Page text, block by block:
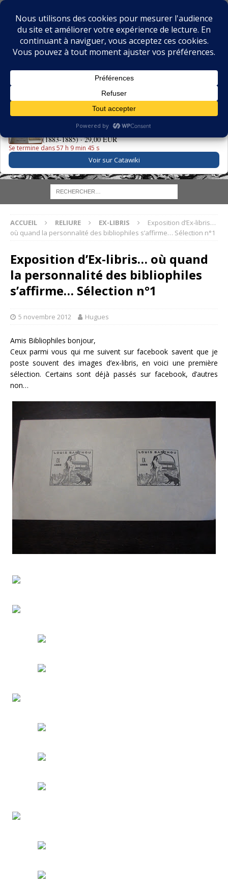
BIBLIOPHILIE.COM
LE BLOG DU BIBLIOPHILE, DES BIBLIOPHILES, DE LA
Vieilles Chansons & Rondes Enfantines - Boutet de Monvel
(1883-1885) ·29,00 EUR
Se termine dans 57 h 9 min 44 s
Voir sur Catawiki
ACCUEIL RELIURE EX-LIBRIS
Exposition d’Ex-libris…
où quand la personnalité des bibliophiles s’affirme… Sélection n°1
Exposition d’Ex-libris… où quand
la personnalité des bibliophiles
s’affirme… Sélection n°1
5 novembre 2012 Hugues
Amis Bibliophiles bonjour,
Ceux parmi vous qui me suivent sur facebook savent que je
poste souvent des images d’ex-libris, en voici une première
sélection. Certains sont déjà passés sur facebook, d’autres
non…